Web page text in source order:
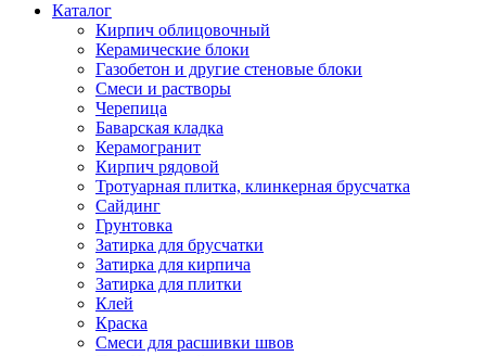
Каталог
Кирпич облицовочный
Керамические блоки
Газобетон и другие стеновые блоки
Смеси и растворы
Черепица
Баварская кладка
Керамогранит
Кирпич рядовой
Тротуарная плитка, клинкерная брусчатка
Сайдинг
Грунтовка
Затирка для брусчатки
Затирка для кирпича
Затирка для плитки
Клей
Краска
Смеси для расшивки швов